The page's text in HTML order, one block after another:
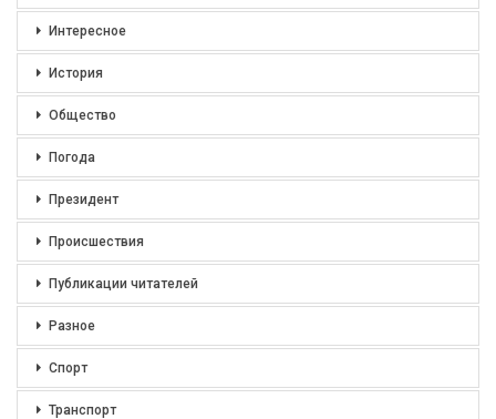
Интересное
История
Общество
Погода
Президент
Происшествия
Публикации читателей
Разное
Спорт
Транспорт